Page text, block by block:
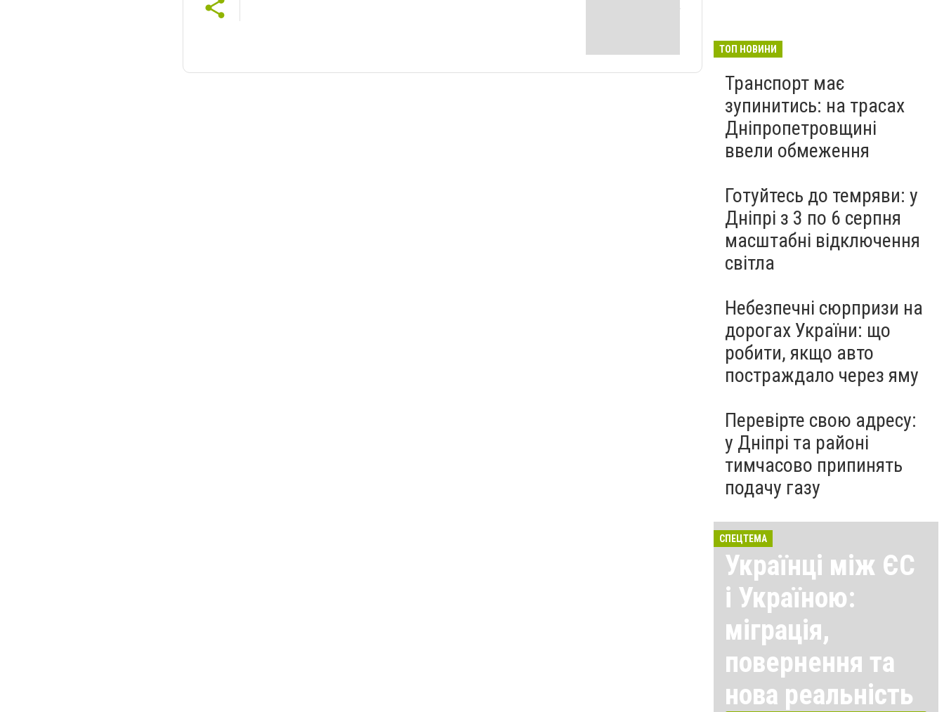
ТОП НОВИНИ
Транспорт має
зупинитись: на трасах
Дніпропетровщині
ввели обмеження
Готуйтесь до темряви: у
Дніпрі з 3 по 6 серпня
масштабні відключення
світла
Небезпечні сюрпризи на
дорогах України: що
робити, якщо авто
постраждало через яму
Перевірте свою адресу:
у Дніпрі та районі
тимчасово припинять
подачу газу
СПЕЦТЕМА
Українці між ЄС
і Україною:
міграція,
повернення та
нова реальність